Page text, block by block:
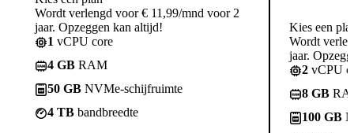
Wordt verlengd voor € 11,99/mnd voor 2
jaar. Opzeggen kan altijd!
1 vCPU core
4 GB RAM
50 GB NVMe-schijfruimte
4 TB bandbreedte
Kies een
Wordt
jaar.
2 vCPU
8 GB
100 GB